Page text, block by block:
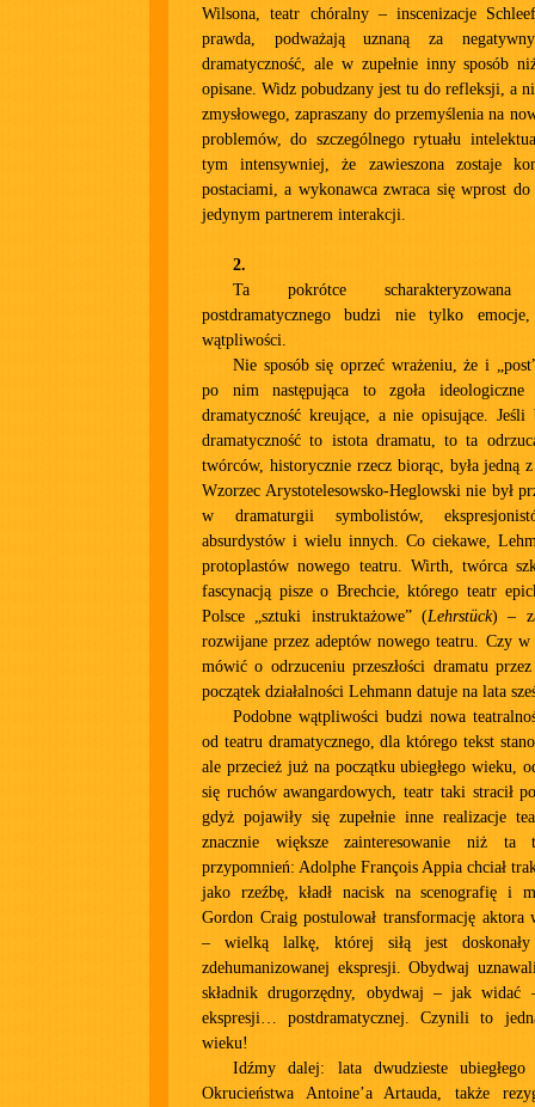
Wilsona, teatr chóralny – inscenizacje
prawda, podważają uznaną za
dramatyczność, ale w zupełnie inny sposób
opisane. Widz pobudzany jest tu do refleksji, a
zmysłowego, zapraszany do przemyślenia na
problemów, do szczególnego rytuału
tym intensywniej, że zawieszona zostaje
postaciami, a wykonawca zwraca się wprost
jedynym partnerem interakcji.
2.
Ta pokrótce
postdramatycznego budzi nie tylko
wątpliwości.
Nie sposób się oprzeć wrażeniu, że i
po nim następująca to zgoła ideologiczne
dramatyczność kreujące, a nie opisujące. Jeśli
dramatyczność to istota dramatu, to ta
twórców, historycznie rzecz biorąc, była jedną
Wzorzec Arystotelesowsko-Heglowski nie był
w dramaturgii symbolistów,
absurdystów i wielu innych. Co ciekawe,
protoplastów nowego teatru. Wirth, twórca
fascynacją pisze o Brechcie, którego teatr
Polsce „sztuki instruktażowe” (Lehrstück) –
rozwijane przez adeptów nowego teatru. Czy
mówić o odrzuceniu przeszłości dramatu
początek działalności Lehmann datuje na lata
Podobne wątpliwości budzi nowa
od teatru dramatycznego, dla którego tekst
ale przecież już na początku ubiegłego wieku,
się ruchów awangardowych, teatr taki stracił
gdyż pojawiły się zupełnie inne realizacje
znacznie większe zainteresowanie niż ta
przypomnień: Adolphe François Appia chciał
jako rzeźbę, kładł nacisk na scenografię i
Gordon Craig postulował transformację
– wielką lalkę, której siłą jest
zdehumanizowanej ekspresji. Obydwaj
składnik drugorzędny, obydwaj – jak
ekspresji… postdramatycznej. Czynili to
wieku!
Idźmy dalej: lata dwudzieste
Okrucieństwa Antoine’a Artauda, także